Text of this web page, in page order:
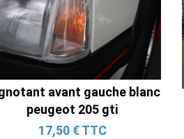
4 Sorties
Mustangavant gauche blanc
peugeot 205 gti
17,50 € TTC